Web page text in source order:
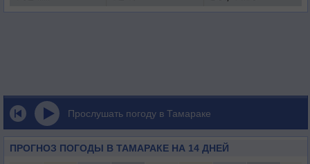
Прослушать погоду в Тамараке
ПРОГНОЗ ПОГОДЫ В ТАМАРАКЕ НА 14 ДНЕЙ